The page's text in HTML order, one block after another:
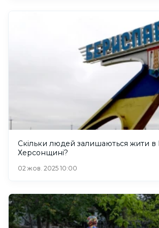
Скільки людей залишаються жити в
Херсонщині?
02 жов. 2025 10:00